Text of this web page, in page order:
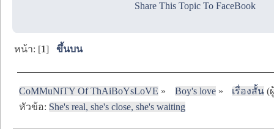
Share This Topic To FaceBook
หน้า: [1]ขึ้นบน
CoMMuNiTY Of ThAiBoYsLoVE » Boy's love» เรื่องสั้น(
หัวข้อ: She's real, she's close, she's waiting